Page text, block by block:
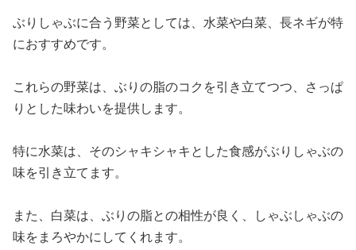
ぶりしゃぶに合う野菜としては、水菜や白菜、長ネギが特
におすすめです。
これらの野菜は、ぶりの脂のコクを引き立てつつ、さっぱ
りとした味わいを提供します。
特に水菜は、そのシャキシャキとした食感がぶりしゃぶの
味を引き立てます。
また、白菜は、ぶりの脂との相性が良く、しゃぶしゃぶの
味をまろやかにしてくれます。